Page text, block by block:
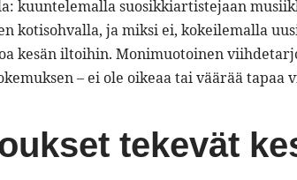
kuuntelemalla suosikkiartistejaan
kotisohvalla, ja miksi ei, kokeilemalla
kesän iltoihin. Monimuotoinen
– ei ole oikeaa tai väärää tapaa
tekevät